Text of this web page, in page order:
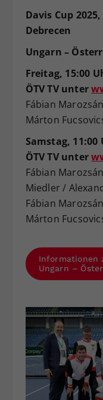
Davis Cup
Debrecen
Ungarn –
Freitag, 15:00
ÖTV TV unter
Fábian
Márton
Samstag, 11:00
ÖTV TV unter
Fábian
Miedler /
Fábian
Márton
Informationen
Ungarn –